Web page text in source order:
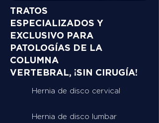
TRATOS
ESPECIALIZADOS Y
EXCLUSIVO PARA
PATOLOGÍAS DE LA
COLUMNA
VERTEBRAL, ¡SIN CIRUGÍA!
Hernia de disco cervical
Hernia de disco lumbar